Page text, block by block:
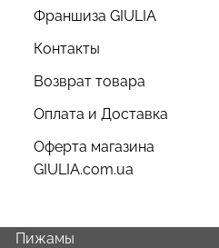
Франшиза GIULIA
Контакты
Возврат товара
Оплата и Доставка
Оферта магазина
GIULIA.com.ua
Пижамы